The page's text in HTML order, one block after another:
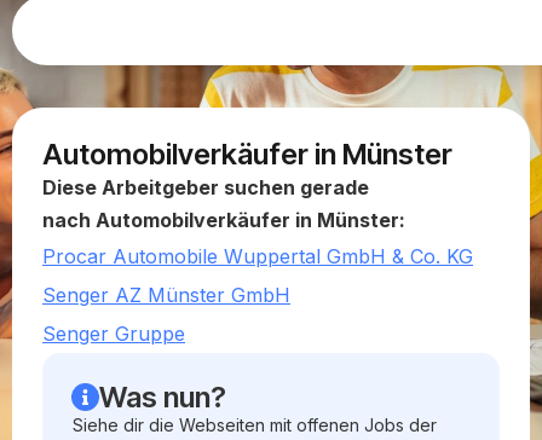
Automobilverkäufer in Münster
Diese Arbeitgeber suchen gerade
nach Automobilverkäufer in Münster:
Procar Automobile Wuppertal GmbH & Co. KG
Senger AZ Münster GmbH
Senger Gruppe
Was nun?
Siehe dir die Webseiten mit offenen Jobs der